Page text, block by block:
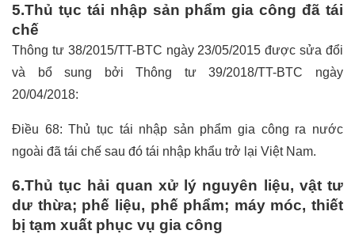
5.Thủ tục tái nhập sản phẩm gia công đã tái
chế
Thông tư 38/2015/TT-BTC ngày 23/05/2015 được sửa đổi
và bổ sung bởi Thông tư 39/2018/TT-BTC ngày
20/04/2018:
Điều 68: Thủ tục tái nhập sản phẩm gia công ra nước
ngoài đã tái chế sau đó tái nhập khẩu trở lại Việt Nam.
6.Thủ tục hải quan xử lý nguyên liệu, vật tư
dư thừa; phế liệu, phế phẩm; máy móc, thiết
bị tạm xuất phục vụ gia công